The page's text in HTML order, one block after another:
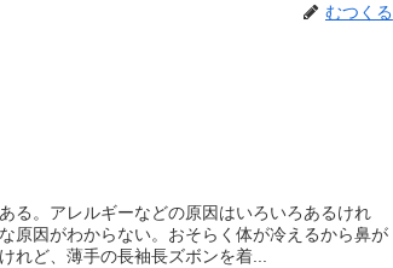
むつくる
る。アレルギーなどの原因はいろいろあるけれ
原因がわからない。おそらく体が冷えるから鼻が
れど、薄手の長袖長ズボンを着...